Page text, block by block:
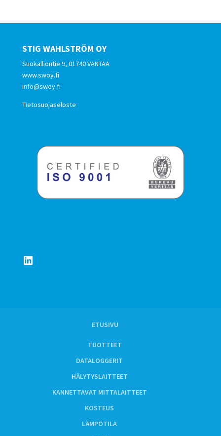
STIG WAHLSTRÖM OY
Suokalliontie 9, 01740 VANTAA
www.swoy.fi
info@swoy.fi
Tietosuojaseloste
LinkedIn
ETUSIVU
TUOTTEET
DATALOGGERIT
HÄLYTYSLAITTEET
KANNETTAVAT MITTALAITTEET
KOSTEUS
LÄMPÖTILA